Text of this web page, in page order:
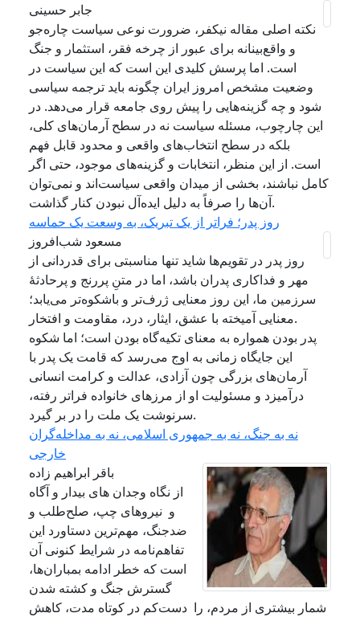
جابر حسینی
نکته اصلی مقاله نیکفر، ضرورت نوعی سیاست چاره‌جو
و واقع‌بینانه برای عبور از چرخه فقر، استثمار و جنگ
است. اما پرسش کلیدی این است که این سیاست در
وضعیت مشخص امروز ایران چگونه باید ترجمه سیاسی
شود و چه گزینه‌هایی را پیش روی جامعه قرار می‌دهد. در
این چارچوب، مسئله سیاست نه در سطح آرمان‌های کلی،
بلکه در سطح انتخاب‌های واقعی و محدود قابل فهم
است. از این منظر، انتخابات و گزینه‌های موجود، حتی اگر
کامل نباشند، بخشی از میدان واقعی سیاست‌اند و نمی‌توان
آن‌ها را صرفاً به دلیل ایده‌آل نبودن کنار گذاشت.
روز پدر؛ فراتر از یک تبریک، به وسعت یک حماسه
مسعود شب‌افروز
روز پدر در تقویم‌ها شاید تنها مناسبتی برای قدردانی از
مهر و فداکاری پدران باشد، اما در متنِ پررنج و پرحادثهٔ
سرزمین ما، این روز معنایی ژرف‌تر و باشکوه‌تر می‌یابد؛
معنایی آمیخته با عشق، ایثار، درد، مقاومت و افتخار.
پدر بودن همواره به معنای تکیه‌گاه بودن است؛ اما شکوه
این جایگاه زمانی به اوج می‌رسد که قامت یک پدر با
آرمان‌های بزرگی چون آزادی، عدالت و کرامت انسانی
درآمیزد و مسئولیت او از مرزهای خانواده فراتر رفته،
سرنوشت یک ملت را در بر گیرد.
نه به جنگ، نه به جمهوری اسلامی، نه به مداخله‌گران
خارجی
باقر ابراهیم زاده
از نگاه وجدان های بیدار و آگاه
و نیروهای چپ، صلح‌طلب و
ضدجنگ، مهم‌ترین دستاورد این
تفاهم‌نامه در شرایط کنونی آن
است که خطر ادامه بمباران‌ها،
گسترش جنگ و کشته شدن
شمار بیشتری از مردم، را دست‌کم در کوتاه‌ مدت، کاهش